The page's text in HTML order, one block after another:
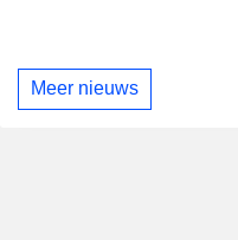
Meer nieuws